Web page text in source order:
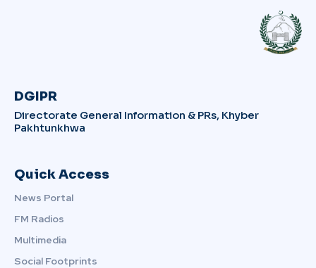
DGIPR
Directorate General Information & PRs, Khyber
Pakhtunkhwa
Quick Access
News Portal
FM Radios
Multimedia
Social Footprints